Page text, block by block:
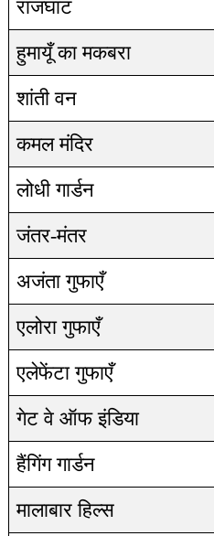
राजघाट
हुमायूँ का मकबरा
शांती वन
कमल मंदिर
लोधी गार्डन
जंतर-मंतर
अजंता गुफाएँ
एलोरा गुफाएँ
एलेफेंटा गुफाएँ
गेट वे ऑफ इंडिया
हैंगिंग गार्डन
मालाबार हिल्स